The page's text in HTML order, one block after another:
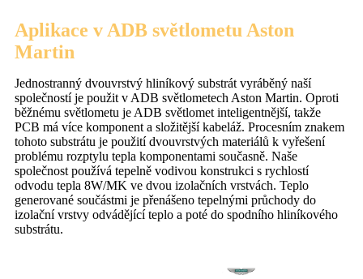
Aplikace v ADB světlometu Aston
Martin
Jednostranný dvouvrstvý hliníkový substrát vyráběný naší
společností je použit v ADB světlometech Aston Martin. Oproti
běžnému světlometu je ADB světlomet inteligentnější, takže
PCB má více komponent a složitější kabeláž. Procesním znakem
tohoto substrátu je použití dvouvrstvých materiálů k vyřešení
problému rozptylu tepla komponentami současně. Naše
společnost používá tepelně vodivou konstrukci s rychlostí
odvodu tepla 8W/MK ve dvou izolačních vrstvách. Teplo
generované součástmi je přenášeno tepelnými průchody do
izolační vrstvy odvádějící teplo a poté do spodního hliníkového
substrátu.